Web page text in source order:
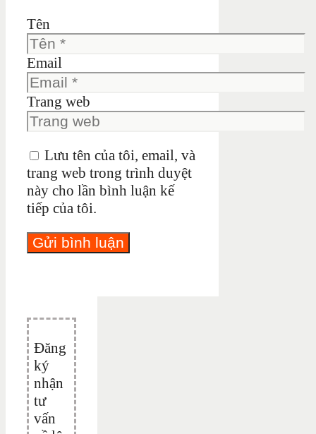
Tên
Email
Trang web
Lưu tên của tôi, email, và
trang web trong trình duyệt
này cho lần bình luận kế
tiếp của tôi.
Đăng
ký
nhận
tư
vấn